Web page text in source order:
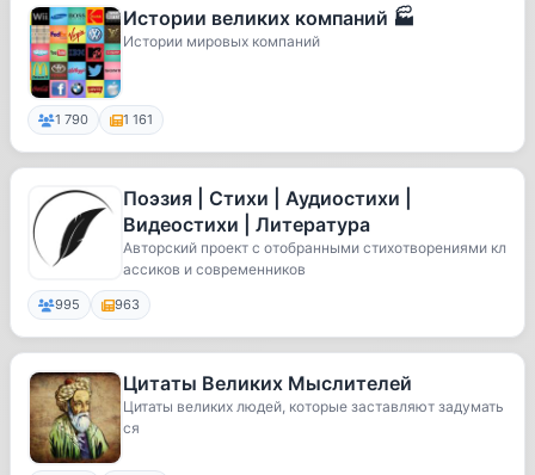
Истории великих компаний 🏭
Истории мировых компаний
1 790 1 161
Поэзия | Стихи | Аудиостихи |
Видеостихи | Литература
Авторский проект с отобранными стихотворениями кл
ассиков и современников
995 963
Цитаты Великих Мыслителей
Цитаты великих людей, которые заставляют задумать
ся